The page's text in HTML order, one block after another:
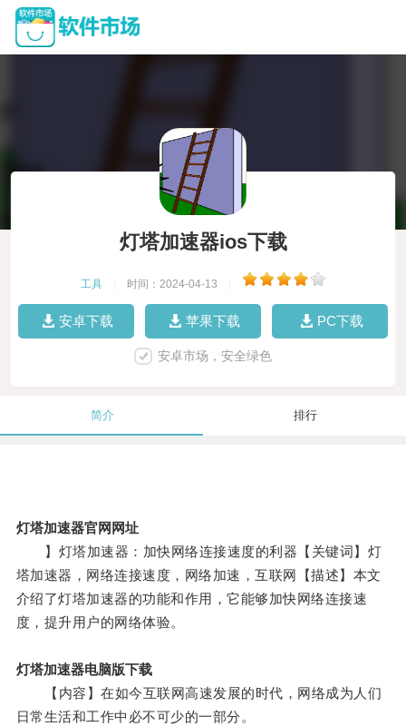
灯塔加速器ios下载
工具 时间：2024-04-13
安卓下载 苹果下载 PC下载
安卓市场，安全绿色
简介 排行
灯塔加速器官网网址
】灯塔加速器：加快网络连接速度的利器【关键词】灯
塔加速器，网络连接速度，网络加速，互联网【描述】本文
介绍了灯塔加速器的功能和作用，它能够加快网络连接速
度，提升用户的网络体验。
灯塔加速器电脑版下载
【内容】在如今互联网高速发展的时代，网络成为人们
日常生活和工作中必不可少的一部分。